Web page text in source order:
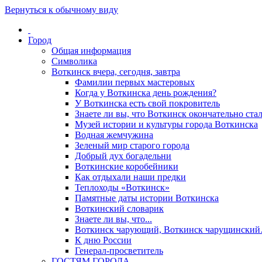
Вернуться к обычному виду
Город
Общая информация
Символика
Воткинск вчера, сегодня, завтра
Фамилии первых мастеровых
Когда у Воткинска день рождения?
У Воткинска есть свой покровитель
Знаете ли вы, что Воткинск окончательно
Музей истории и культуры города Воткинска
Водная жемчужина
Зеленый мир старого города
Добрый дух богадельни
Воткинские коробейники
Как отдыхали наши предки
Теплоходы «Воткинск»
Памятные даты истории Воткинска
Воткинский словарик
Знаете ли вы, что...
Воткинск чарующий, Воткинск
К дню России
Генерал-просветитель